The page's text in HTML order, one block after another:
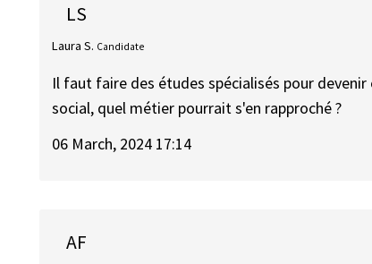
LS
Laura S. Candidate
Il faut faire des études spécialisés pour
social, quel métier pourrait s'en rapproché ?
06 March, 2024 17:14
AF